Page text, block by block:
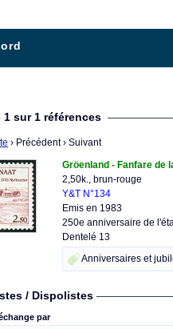
1 sur 1 références
› Précédent› Suivant
Gröenland - Fanfare de
2,50k., brun-rouge
Y&T N°134
Emis en 1983
250e anniversaire de
Dentelé 13
Anniversaires et
/ Dispolistes
par